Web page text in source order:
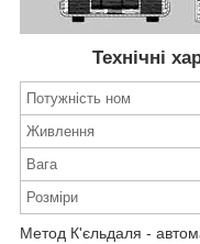
Технічні
Потужність ном
Живлення
Вага
Розміри
Метод К'єльдаля -